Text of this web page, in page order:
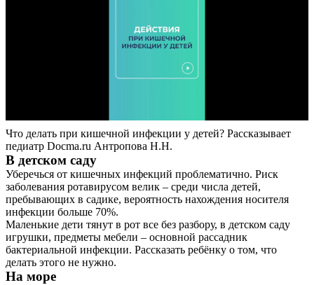
Что делать при кишечной инфекции у детей? Рассказывает
педиатр Docma.ru Антропова Н.Н.
В детском саду
Уберечься от кишечных инфекций проблематично. Риск
заболевания ротавирусом велик – среди числа детей,
пребывающих в садике, вероятность нахождения носителя
инфекции больше 70%.
Маленькие дети тянут в рот все без разбору, в детском саду
игрушки, предметы мебели – основной рассадник
бактериальной инфекции. Рассказать ребёнку о том, что
делать этого не нужно.
На море